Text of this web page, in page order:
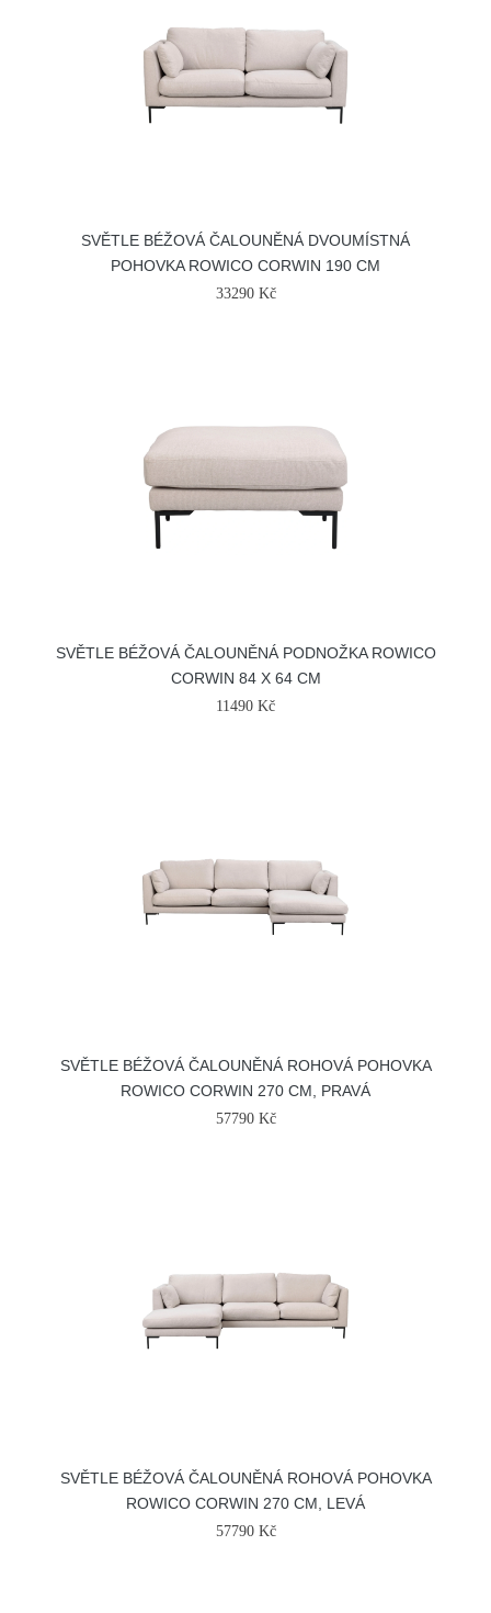
SVĚTLE BÉŽOVÁ ČALOUNĚNÁ DVOUMÍSTNÁ
POHOVKA ROWICO CORWIN 190 CM
33290 Kč
SVĚTLE BÉŽOVÁ ČALOUNĚNÁ PODNOŽKA ROWICO
CORWIN 84 X 64 CM
11490 Kč
SVĚTLE BÉŽOVÁ ČALOUNĚNÁ ROHOVÁ POHOVKA
ROWICO CORWIN 270 CM, PRAVÁ
57790 Kč
SVĚTLE BÉŽOVÁ ČALOUNĚNÁ ROHOVÁ POHOVKA
ROWICO CORWIN 270 CM, LEVÁ
57790 Kč